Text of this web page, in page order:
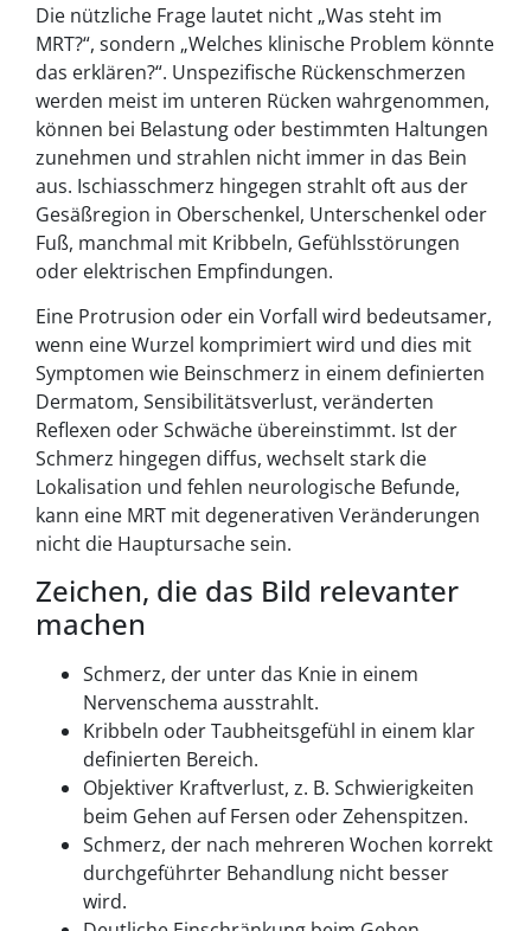
Die nützliche Frage lautet nicht „Was steht im
MRT?“, sondern „Welches klinische Problem könnte
das erklären?“. Unspezifische Rückenschmerzen
werden meist im unteren Rücken wahrgenommen,
können bei Belastung oder bestimmten Haltungen
zunehmen und strahlen nicht immer in das Bein
aus. Ischiasschmerz hingegen strahlt oft aus der
Gesäßregion in Oberschenkel, Unterschenkel oder
Fuß, manchmal mit Kribbeln, Gefühlsstörungen
oder elektrischen Empfindungen.
Eine Protrusion oder ein Vorfall wird bedeutsamer,
wenn eine Wurzel komprimiert wird und dies mit
Symptomen wie Beinschmerz in einem definierten
Dermatom, Sensibilitätsverlust, veränderten
Reflexen oder Schwäche übereinstimmt. Ist der
Schmerz hingegen diffus, wechselt stark die
Lokalisation und fehlen neurologische Befunde,
kann eine MRT mit degenerativen Veränderungen
nicht die Hauptursache sein.
Zeichen, die das Bild relevanter
machen
Schmerz, der unter das Knie in einem
Nervenschema ausstrahlt.
Kribbeln oder Taubheitsgefühl in einem klar
definierten Bereich.
Objektiver Kraftverlust, z. B. Schwierigkeiten
beim Gehen auf Fersen oder Zehenspitzen.
Schmerz, der nach mehreren Wochen korrekt
durchgeführter Behandlung nicht besser
wird.